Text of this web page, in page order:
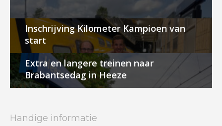
Inschrijving Kilometer Kampioen van
start
Extra en langere treinen naar
Brabantsedag in Heeze
Handige informatie